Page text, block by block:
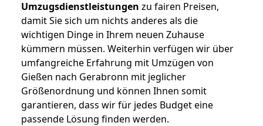
Umzugsdienstleistungen zu fairen Preisen,
damit Sie sich um nichts anderes als die
wichtigen Dinge in Ihrem neuen Zuhause
kümmern müssen. Weiterhin verfügen wir über
umfangreiche Erfahrung mit Umzügen von
Gießen nach Gerabronn mit jeglicher
Größenordnung und können Ihnen somit
garantieren, dass wir für jedes Budget eine
passende Lösung finden werden.